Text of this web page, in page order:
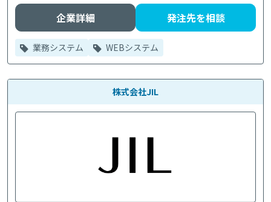
企業詳細 発注先を相談
業務システム WEBシステム
株式会社JIL